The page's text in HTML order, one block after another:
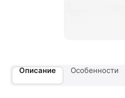
Описание Особенности